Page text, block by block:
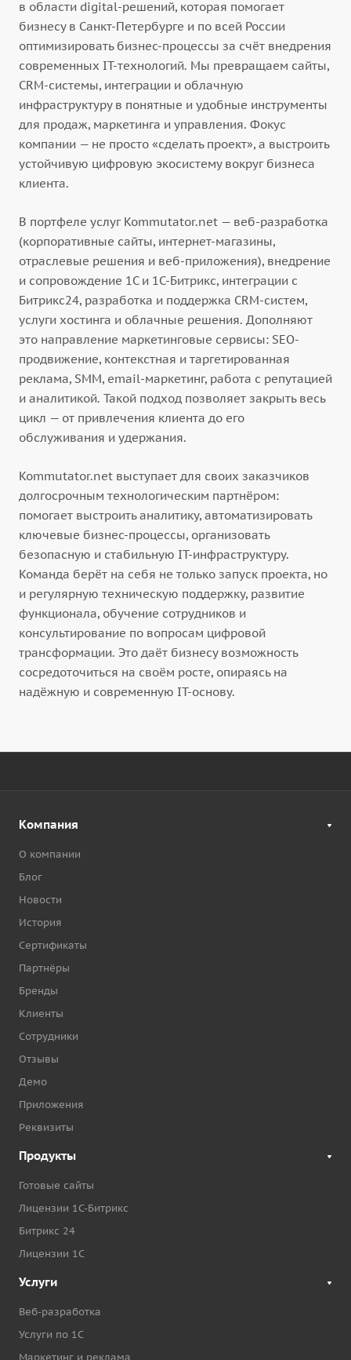
в области digital-решений, которая помогает
бизнесу в Санкт-Петербурге и по всей России
оптимизировать бизнес-процессы за счёт внедрения
современных IT-технологий. Мы превращаем сайты,
CRM-системы, интеграции и облачную
инфраструктуру в понятные и удобные инструменты
для продаж, маркетинга и управления. Фокус
компании — не просто «сделать проект», а выстроить
устойчивую цифровую экосистему вокруг бизнеса
клиента.
В портфеле услуг Kommutator.net — веб-разработка
(корпоративные сайты, интернет-магазины,
отраслевые решения и веб-приложения), внедрение
и сопровождение 1С и 1С-Битрикс, интеграции с
Битрикс24, разработка и поддержка CRM-систем,
услуги хостинга и облачные решения. Дополняют
это направление маркетинговые сервисы: SEO-
продвижение, контекстная и таргетированная
реклама, SMM, email-маркетинг, работа с репутацией
и аналитикой. Такой подход позволяет закрыть весь
цикл — от привлечения клиента до его
обслуживания и удержания.
Kommutator.net выступает для своих заказчиков
долгосрочным технологическим партнёром:
помогает выстроить аналитику, автоматизировать
ключевые бизнес-процессы, организовать
безопасную и стабильную IT-инфраструктуру.
Команда берёт на себя не только запуск проекта, но
и регулярную техническую поддержку, развитие
функционала, обучение сотрудников и
консультирование по вопросам цифровой
трансформации. Это даёт бизнесу возможность
сосредоточиться на своём росте, опираясь на
надёжную и современную IT-основу.
Компания
О компании
Блог
Новости
История
Сертификаты
Партнёры
Бренды
Клиенты
Сотрудники
Отзывы
Демо
Приложения
Реквизиты
Продукты
Готовые сайты
Лицензии 1С-Битрикс
Битрикс 24
Лицензии 1С
Услуги
Веб-разработка
Услуги по 1С